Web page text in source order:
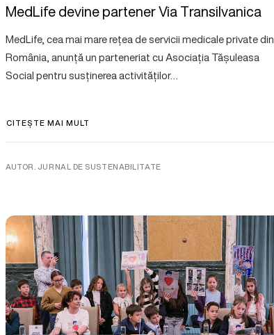
MedLife devine partener Via Transilvanica
MedLife, cea mai mare rețea de servicii medicale private din
România, anunță un parteneriat cu Asociația Tășuleasa
Social pentru susținerea activităților…
CITEȘTE MAI MULT
AUTOR. JURNAL DE SUSTENABILITATE